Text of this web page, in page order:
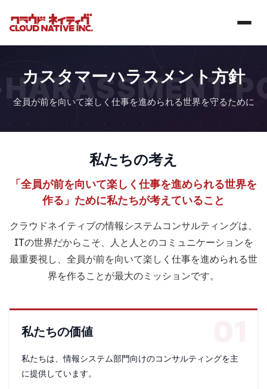
カスタマーハラスメント方針
全員が前を向いて楽しく仕事を進められる世界を守るために
私たちの考え
「全員が前を向いて楽しく仕事を進められる世界を
作る」ために私たちが考えていること
クラウドネイティブの情報システムコンサルティングは、
ITの世界だからこそ、人と人とのコミュニケーションを
最重要視し、全員が前を向いて楽しく仕事を進められる世
界を作ることが最大のミッションです。
私たちの価値
私たちは、情報システム部門向けのコンサルティングを主
に提供しています。